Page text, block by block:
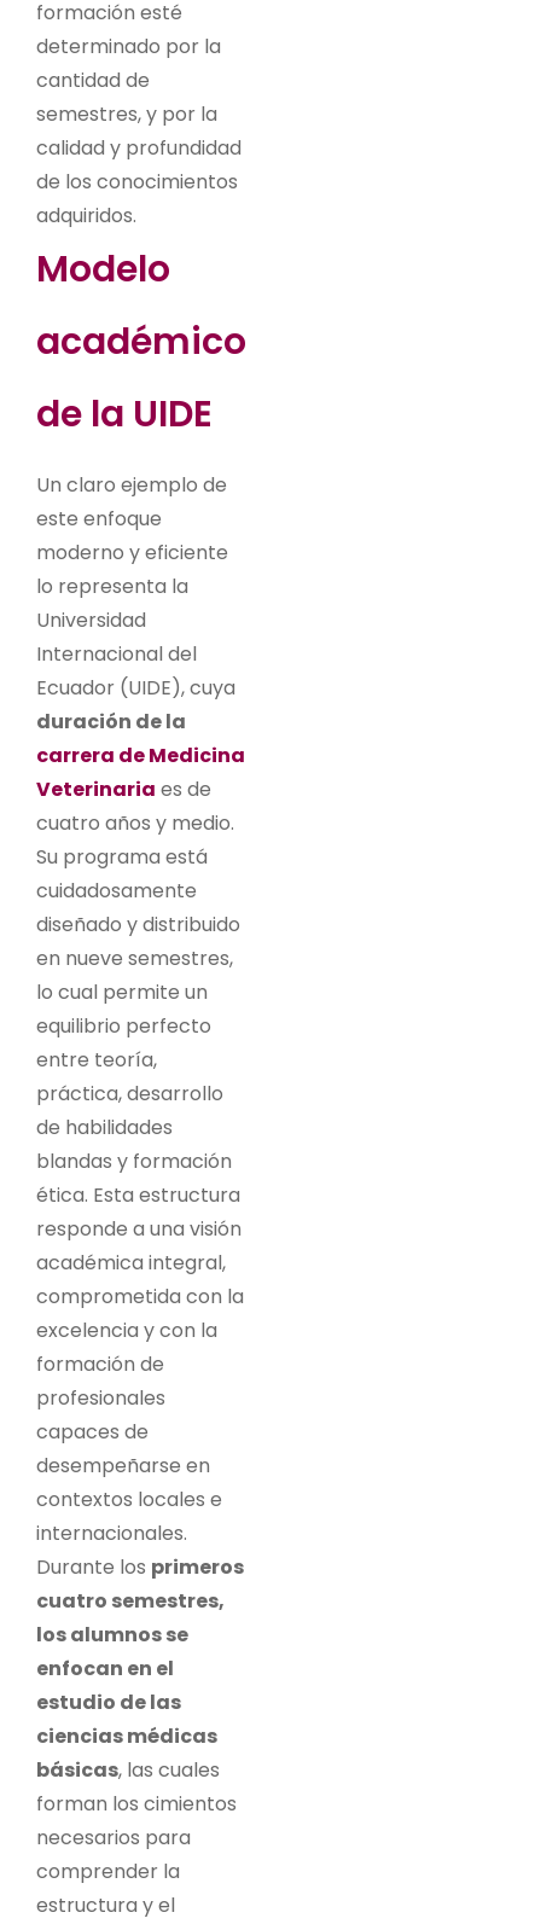
formación esté
determinado por la
cantidad de
semestres, y por la
calidad y profundidad
de los conocimientos
adquiridos.
Modelo
académico
de la UIDE
Un claro ejemplo de
este enfoque
moderno y eficiente
lo representa la
Universidad
Internacional del
Ecuador (UIDE), cuya
duración de la
carrera de Medicina
Veterinaria es de
cuatro años y medio.
Su programa está
cuidadosamente
diseñado y distribuido
en nueve semestres,
lo cual permite un
equilibrio perfecto
entre teoría,
práctica, desarrollo
de habilidades
blandas y formación
ética. Esta estructura
responde a una visión
académica integral,
comprometida con la
excelencia y con la
formación de
profesionales
capaces de
desempeñarse en
contextos locales e
internacionales.
Durante los primeros
cuatro semestres,
los alumnos se
enfocan en el
estudio de las
ciencias médicas
básicas, las cuales
forman los cimientos
necesarios para
comprender la
estructura y el